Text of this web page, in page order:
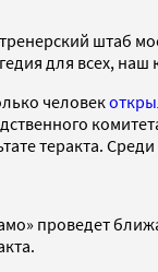
штаб
для всех, наш
человек
теракта.
проведет